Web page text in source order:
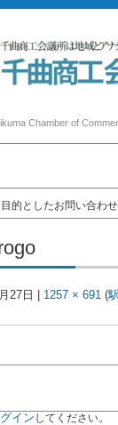
Chamber of
的としたお問い合わ
27日 1257 × 691 (
イン してください。